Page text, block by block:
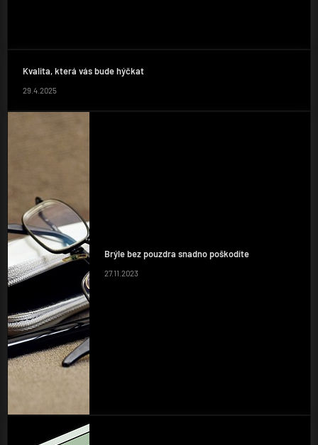
Kvalita, která vás bude hýčkat
29.4.2025
Brýle bez pouzdra snadno poškodíte
27.11.2023